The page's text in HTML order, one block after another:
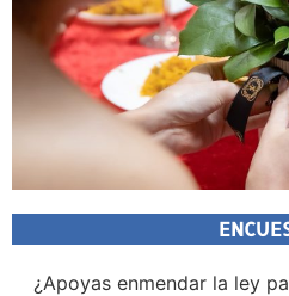
¿Apoyas enmendar la ley